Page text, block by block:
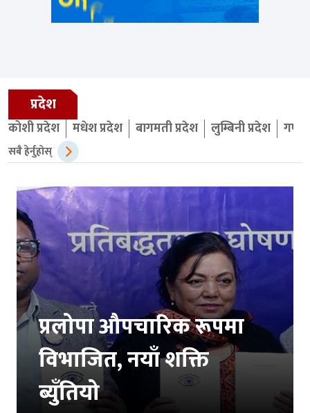
प्रदेश
कोशी प्रदेश मधेश प्रदेश बागमती प्रदेश लुम्बिनी प्रदेश
सबै हेर्नुहोस्
प्रलोपा औपचारिक रूपमा
विभाजित, नयाँ शक्ति
ब्युँतियो